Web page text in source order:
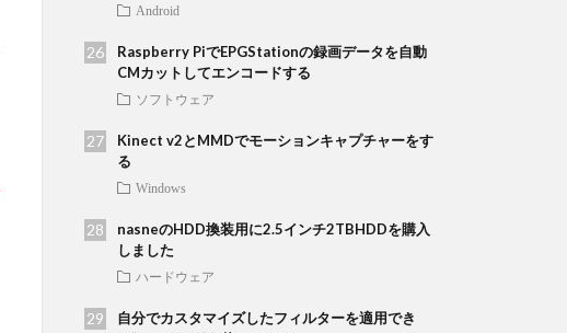
Android
Raspberry PiでEPGStationの録画データを自動
CMカットしてエンコードする
ソフトウェア
Kinect v2とMMDでモーションキャプチャーをす
る
Windows
nasneのHDD換装用に2.5インチ2TBHDDを購入
しました
ハードウェア
自分でカスタマイズしたフィルターを適用でき